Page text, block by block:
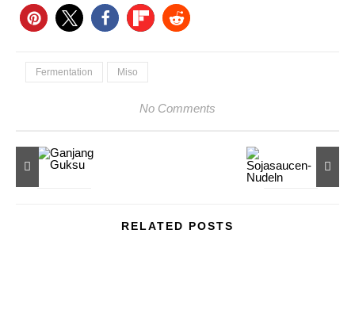
Fermentation Miso
No Comments
RELATED POSTS